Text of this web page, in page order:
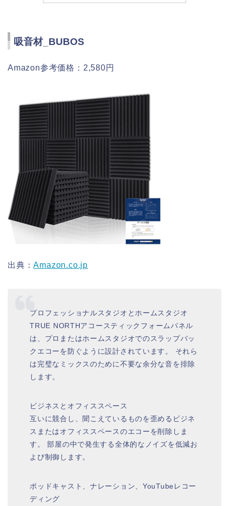
吸音材_BUBOS
Amazon参考価格：2,580円
出典：Amazon.co.jp
プロフェッショナルスタジオとホームスタジオ
TRUE NORTHアコースティックフォームパネル
は、プロまたはホームスタジオでのスラップバッ
クエコーを防ぐように設計されています。 それら
は完璧なミックスのために不要な余分な音を排除
します。
ビジネスとオフィススペース
互いに競合し、聞こえているものを歪めるビジネ
スまたはオフィススペースのエコーを削除しま
す。 部屋の中で発生する全体的なノイズを低減お
よび制御します。
ポッドキャスト、ナレーション、YouTubeレコー
ディング